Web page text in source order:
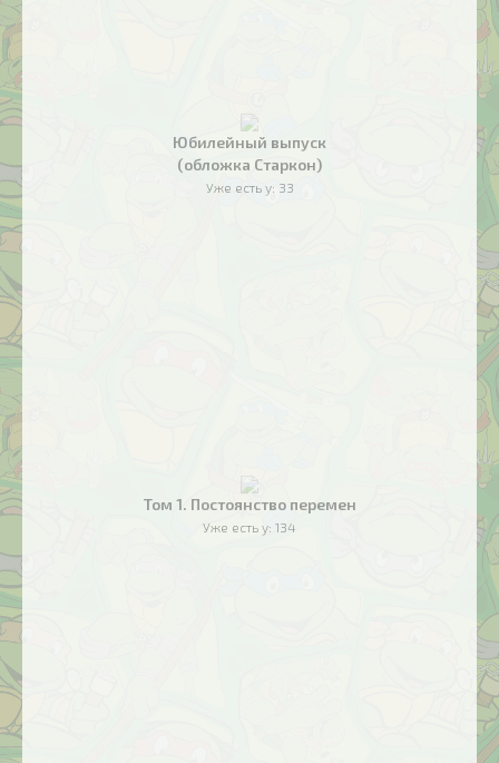
Юбилейный выпуск
(обложка Старкон)
Уже есть у: 33
Том 1. Постоянство перемен
Уже есть у: 134